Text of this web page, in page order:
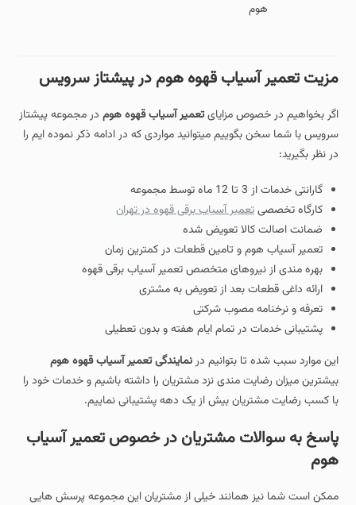
هوم
مزیت تعمیر آسیاب قهوه هوم در پیشتاز سرویس
اگر بخواهیم در خصوص مزایایتعمیر آسیاب قهوه هوم در مجموعه پیشتاز
سرویس با شما سخن بگوییم میتوانید مواردی که در ادامه ذکر نموده ایم را
در نظر بگیرید:
گارانتی خدمات از 3 تا 12 ماه توسط مجموعه
کارگاه تخصصیتعمیر آسیاب برقی قهوه در تهران
ضمانت اصالت کالا تعویض شده
تعمیر آسیاب هوم و تامین قطعات در کمترین زمان
بهره مندی از نیروهای متخصص تعمیر آسیاب برقی قهوه
ارائه داغی قطعات بعد از تعویض به مشتری
تعرفه و نرخنامه مصوب شرکتی
پشتیبانی خدمات در تمام ایام هفته و بدون تعطیلی
این موارد سبب شده تا بتوانیم درنمایندگی تعمیر آسیاب قهوه هوم
بیشترین میزان رضایت مندی نزد مشتریان را داشته باشیم و خدمات خود را
با کسب رضایت مشتریان بیش از یک دهه پشتیبانی نماییم.
پاسخ به سوالات مشتریان در خصوص تعمیر آسیاب
هوم
ممکن است شما نیز همانند خیلی از مشتریان این مجموعه پرسش هایی